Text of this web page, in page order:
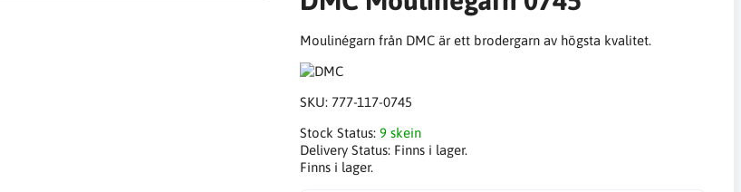
Moulinégarn från DMC är ett brodergarn av högsta kvalitet.
SKU: 777-117-0745
Stock Status: 9 skein
Delivery Status: Finns i lager.
Finns i lager.